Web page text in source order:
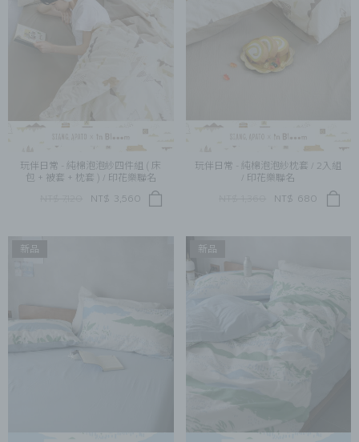
玩伴日常 - 純棉泡泡紗四件組 ( 床
包 + 被套 + 枕套 ) / 印花樂聯名
NT$ 3,560
玩伴日常 - 純棉泡泡紗枕套 / 2入組
/ 印花樂聯名
NT$ 680
新品 新品